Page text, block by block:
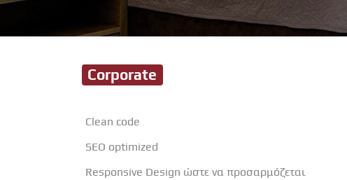
Corporate
Clean code
SEO optimized
Responsive Design ώστε να προσαρμόζεται